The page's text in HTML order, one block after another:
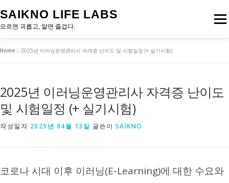
용
으
로
SAIKNO LIFE LABS
모르면 괴롭고, 알면 즐겁다.
메뉴
Home »2025년 이러닝운영관리사 자격증 난이도 및 시험일정 (+ 실기시험)
2025년 이러닝운영관리사 자격증 난이도
및 시험일정 (+ 실기시험)
작성일자 2025년 04월 13일 글쓴이 SAIKNO
코로나 시대 이후 이러닝(E-Learning)에 대한 수요와